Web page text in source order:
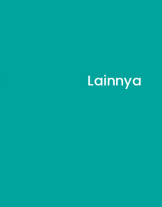
Lainnya